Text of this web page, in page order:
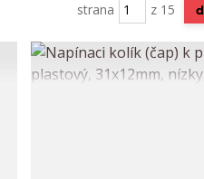
strana z 15